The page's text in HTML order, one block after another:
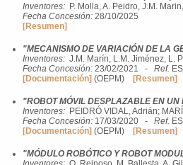
Inventores: P. Molla, A. Peidro, J.M.
Fecha Concesión: 28/10/2025
[Resumen]
"MECANISMO DE VARIACIÓN DE LA
Inventores: J.M. Marín, L.M. Jiménez, L.
Fecha Concesión: 23/02/2021 - Ref.
[Documentación] (OEPM) [Resumen]
"ROBOT MÓVIL DESPLAZABLE EN UN
Inventores: PEIDRÓ VIDAL, Adrián;
Fecha Concesión: 17/03/2020 - Ref.
[Documentación] (OEPM) [Resumen]
"MÓDULO ROBÓTICO Y ROBOT